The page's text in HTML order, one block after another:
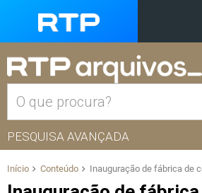
PESQUISA AVANÇADA
Início Conteúdo Inauguração de fábrica de